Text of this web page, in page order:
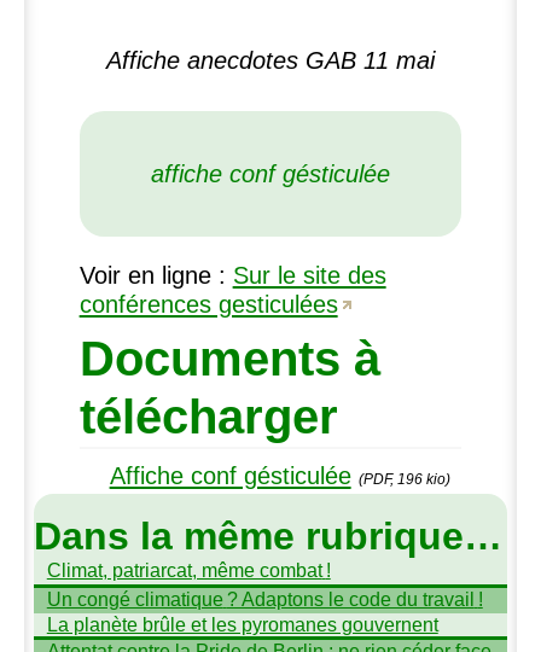
Affiche anecdotes GAB 11 mai
affiche conf gésticulée
Voir en ligne : Sur le site des
conférences gesticulées
Documents à
télécharger
Affiche conf gésticulée (PDF, 196 kio)
Dans la même rubrique…
Climat, patriarcat, même combat !
Un congé climatique ? Adaptons le code du travail !
La planète brûle et les pyromanes gouvernent